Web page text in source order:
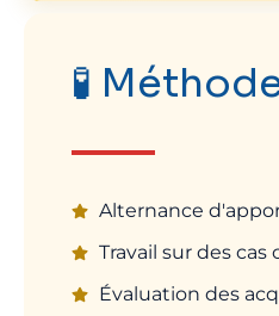
🧪
Alternance
Travail sur des
Évaluation des